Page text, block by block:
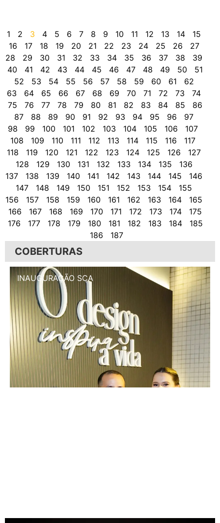
1 2 3 4 5 6 7 8 9 10 11 12 13 14
15
16
17 18 19 20 21 22 23 24 25 26
27
28
29 30 31 32 33 34 35 36 37 38
39
40
41 42 43 44 45 46 47 48 49 50
51
52
53 54 55 56 57 58 59 60 61
62
63
64 65 66 67 68 69 70 71 72 73
74
75
76 77 78 79 80 81 82 83 84 85
86
87
88 89 90 91 92 93 94 95 96
97
98
99 100 101 102 103 104 105 106
107
108
109 110 111 112 113 114 115 116
117
118
119 120 121 122 123 124 125 126
127
128
129 130 131 132 133 134 135
136
137
138 139 140 141 142 143 144 145
146
147
148 149 150 151 152 153 154
155
156
157 158 159 160 161 162 163 164
165
166
167 168 169 170 171 172 173 174
175
176
177 178 179 180 181 182 183 184
185
186
187
COBERTURAS
INAUGURAÇÃO SCA